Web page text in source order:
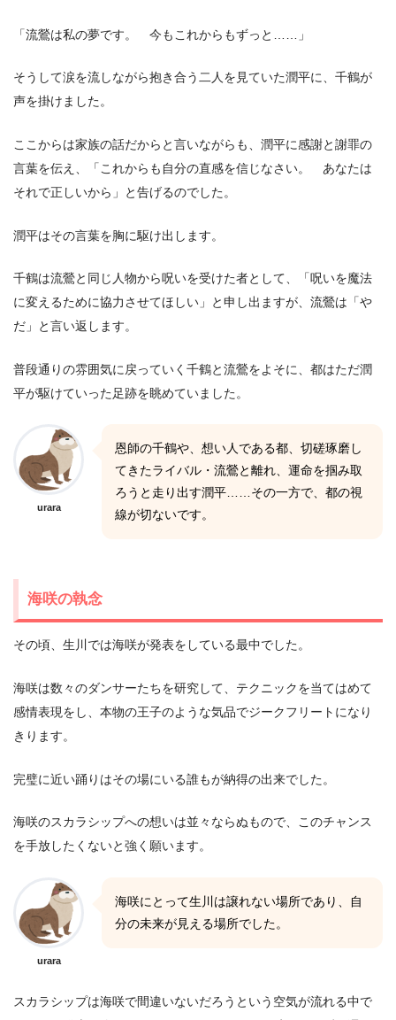
「流鶯は私の夢です。 今もこれからもずっと……」
そうして涙を流しながら抱き合う二人を見ていた潤平に、千鶴が
声を掛けました。
ここからは家族の話だからと言いながらも、潤平に感謝と謝罪の
言葉を伝え、「これからも自分の直感を信じなさい。 あなたは
それで正しいから」と告げるのでした。
潤平はその言葉を胸に駆け出します。
千鶴は流鶯と同じ人物から呪いを受けた者として、「呪いを魔法
に変えるために協力させてほしい」と申し出ますが、流鶯は「や
だ」と言い返します。
普段通りの雰囲気に戻っていく千鶴と流鶯をよそに、都はただ潤
平が駆けていった足跡を眺めていました。
urara
恩師の千鶴や、想い人である都、切磋琢磨し
てきたライバル・流鶯と離れ、運命を掴み取
ろうと走り出す潤平……その一方で、都の視
線が切ないです。
海咲の執念
その頃、生川では海咲が発表をしている最中でした。
海咲は数々のダンサーたちを研究して、テクニックを当てはめて
感情表現をし、本物の王子のような気品でジークフリートになり
きります。
完璧に近い踊りはその場にいる誰もが納得の出来でした。
海咲のスカラシップへの想いは並々ならぬもので、このチャンス
を手放したくないと強く願います。
urara
海咲にとって生川は譲れない場所であり、自
分の未来が見える場所でした。
スカラシップは海咲で間違いないだろうという空気が流れる中で